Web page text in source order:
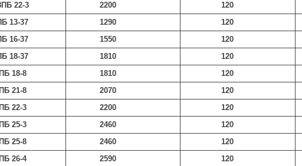
3
2200 120
37
1290 120
37
1550 120
37
1810 120
8
1810 120
8
2070 120
3
2200 120
3
2460 120
8
2460 120
4
2590 120